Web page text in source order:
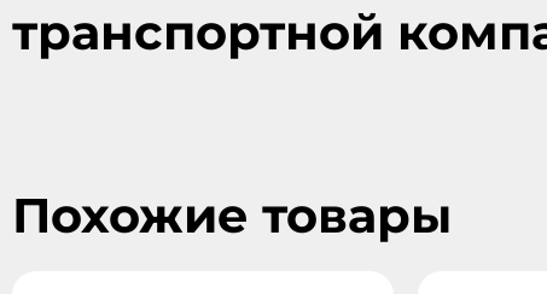
транспортной
Похожие товары